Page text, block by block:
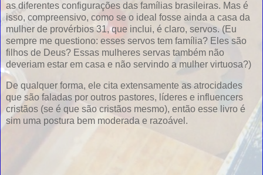
as diferentes configurações das famílias brasileiras. Mas é
isso, compreensivo, como se o ideal fosse ainda a casa da
mulher de provérbios 31, que inclui, é claro, servos. (Eu
sempre me questiono: esses servos tem família? Eles são
filhos de Deus? Essas mulheres servas também não
deveriam estar em casa e não servindo a mulher virtuosa?)
De qualquer forma, ele cita extensamente as atrocidades
que são faladas por outros pastores, líderes e influencers
cristãos (se é que são cristãos mesmo), então esse livro é
sim uma postura bem moderada e razoável.